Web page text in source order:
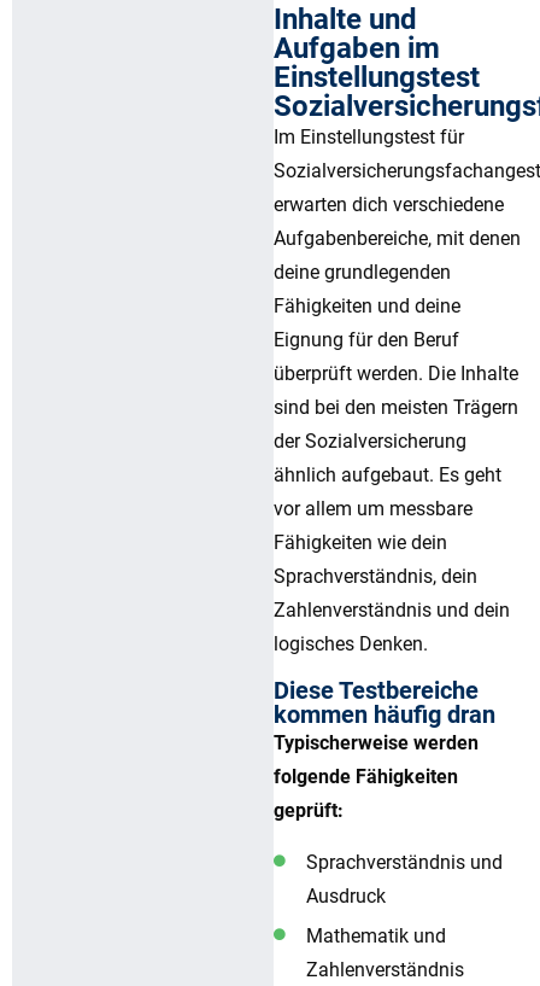
Inhalte und
Aufgaben im
Einstellungstest
Im Einstellungstest für
erwarten dich verschiedene
Aufgabenbereiche, mit denen
deine grundlegenden
Fähigkeiten und deine
Eignung für den Beruf
überprüft werden. Die Inhalte
sind bei den meisten Trägern
der Sozialversicherung
ähnlich aufgebaut. Es geht
vor allem um messbare
Fähigkeiten wie dein
Sprachverständnis, dein
Zahlenverständnis und dein
logisches Denken.
Diese Testbereiche
kommen häufig dran
Typischerweise werden
folgende Fähigkeiten
geprüft:
Sprachverständnis und
Ausdruck
Mathematik und
Zahlenverständnis